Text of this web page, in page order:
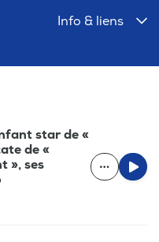
Info & liens
star de «
de «
», ses